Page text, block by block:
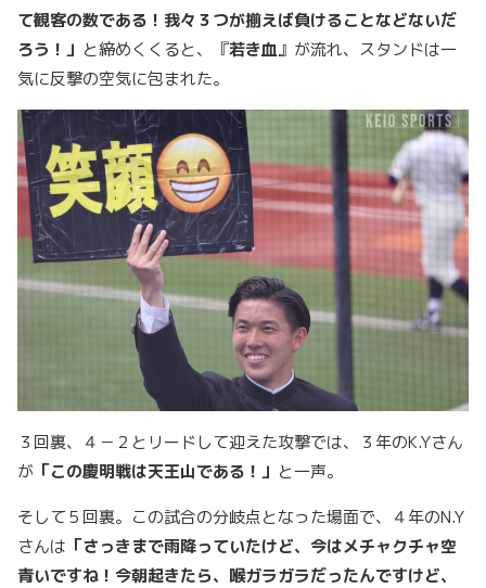
て観客の数である！我々３つが揃えば負けることなどないだ
ろう！」 と締めくくると、『若き血』が流れ、スタンドは一
気に反撃の空気に包まれた。
３回裏、４－２とリードして迎えた攻撃では、３年のK.Yさん
が 「この慶明戦は天王山である！」 と一声。
そして５回裏。この試合の分岐点となった場面で、４年のN.Y
さんは 「さっきまで雨降っていたけど、今はメチャクチャ空
青いですね！今朝起きたら、喉ガラガラだったんですけど、